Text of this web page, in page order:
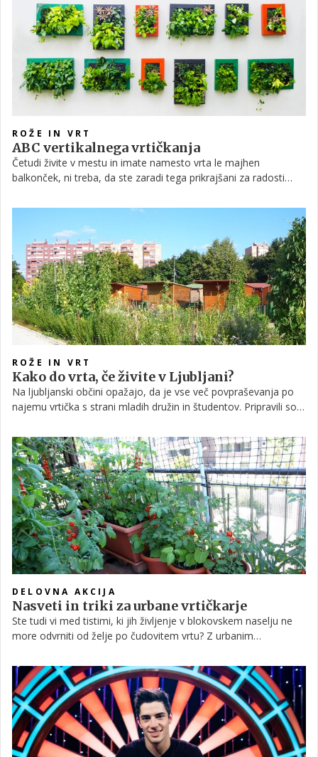
in trudom lahko dobite naravno hrano, ki ni le domača, temveč
tudi okusna. Če razmišljate o svojem vrtu, ne veste pa, kje in
kako začeti, vam ponujamo osnove, ki jih mora poznati vsak
vrtičkar. Morda boste ugotovili, da vrtnarjenje sploh ni težko!
ROŽE IN VRT
ABC vertikalnega vrtičkanja
Četudi živite v mestu in imate namesto vrta le majhen
balkonček, ni treba, da ste zaradi tega prikrajšani za radosti
izboljšajo z nečim svojim, potem so vertikalni vrtički idealni za
ROŽE IN VRT
Kako do vrta, če živite v Ljubljani?
Na ljubljanski občini opažajo, da je vse več povpraševanja po
najemu vrtička s strani mladih družin in študentov. Pripravili so
DELOVNA AKCIJA
Nasveti in triki za urbane vrtičkarje
Ste tudi vi med tistimi, ki jih življenje v blokovskem naselju ne
more odvrniti od želje po čudovitem vrtu? Z urbanim
okenski polici ustvarite lasten kotiček sreče.